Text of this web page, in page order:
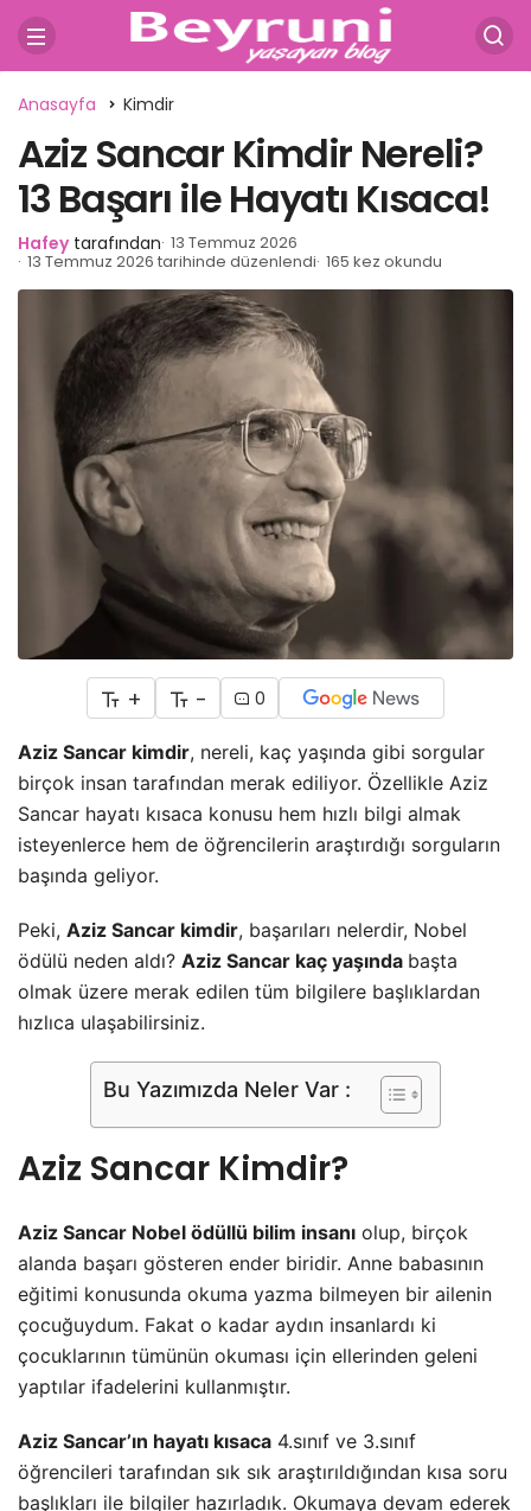
Anasayfa Kimdir
Aziz Sancar Kimdir Nereli?
13 Başarı ile Hayatı Kısaca!
Hafey tarafından 13 Temmuz 2026
13 Temmuz 2026 tarihinde düzenlendi 165 kez okundu
+ - 0
Aziz Sancar kimdir, nereli, kaç yaşında gibi sorgular
birçok insan tarafından merak ediliyor. Özellikle Aziz
Sancar hayatı kısaca konusu hem hızlı bilgi almak
isteyenlerce hem de öğrencilerin araştırdığı sorguların
başında geliyor.
Peki, Aziz Sancar kimdir, başarıları nelerdir, Nobel
ödülü neden aldı? Aziz Sancar kaç yaşında başta
olmak üzere merak edilen tüm bilgilere başlıklardan
hızlıca ulaşabilirsiniz.
Bu Yazımızda Neler Var :
Aziz Sancar Kimdir?
Aziz Sancar Nobel ödüllü bilim insanı olup, birçok
alanda başarı gösteren ender biridir. Anne babasının
eğitimi konusunda okuma yazma bilmeyen bir ailenin
çocuğuydum. Fakat o kadar aydın insanlardı ki
çocuklarının tümünün okuması için ellerinden geleni
yaptılar ifadelerini kullanmıştır.
Aziz Sancar’ın hayatı kısaca 4.sınıf ve 3.sınıf
öğrencileri tarafından sık sık araştırıldığından kısa soru
başlıkları ile bilgiler hazırladık. Okumaya devam ederek